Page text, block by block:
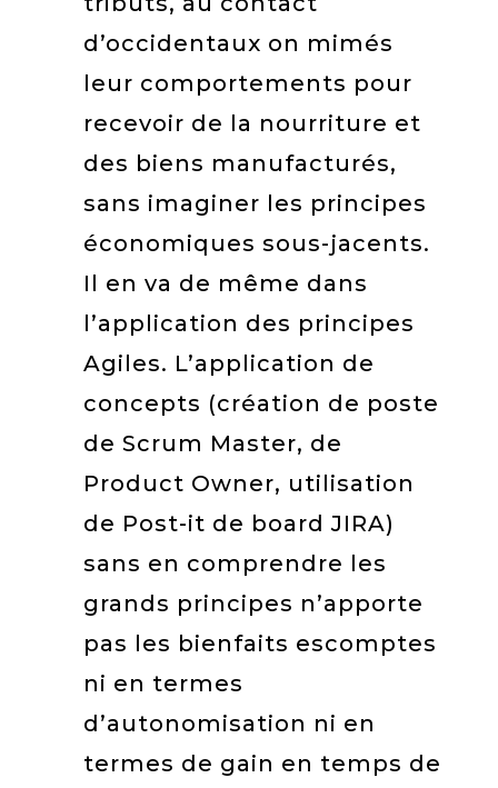
d’occidentaux on mimés
leur comportements pour
recevoir de la nourriture et
des biens manufacturés,
sans imaginer les principes
économiques sous-jacents.
Il en va de même dans
l’application des principes
Agiles. L’application de
concepts (création de poste
de Scrum Master, de
Product Owner, utilisation
de Post-it de board JIRA)
sans en comprendre les
grands principes n’apporte
pas les bienfaits escomptes
ni en termes
d’autonomisation ni en
termes de gain en temps de